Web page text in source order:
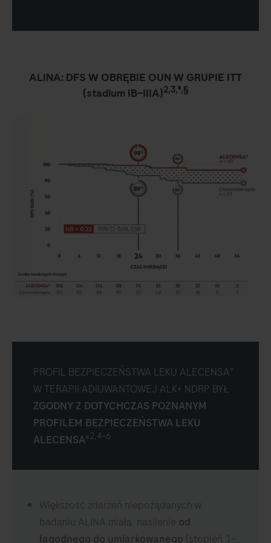
ALINA: DFS W OBRĘBIE OUN W GRUPIE ITT
(stadium IB–IIIA)2,3,‡,§
PROFIL BEZPIECZEŃSTWA LEKU ALECENSA®
W TERAPII ADIUWANTOWEJ ALK+ NDRP BYŁ
ZGODNY Z DOTYCHCZAS POZNANYM
PROFILEM BEZPIECZEŃSTWA LEKU
ALECENSA®2,4–6
Większość zdarzeń niepożądanych w
badaniu ALINA miała nasilenie od
łagodnego do umiarkowanego (stopień 1–